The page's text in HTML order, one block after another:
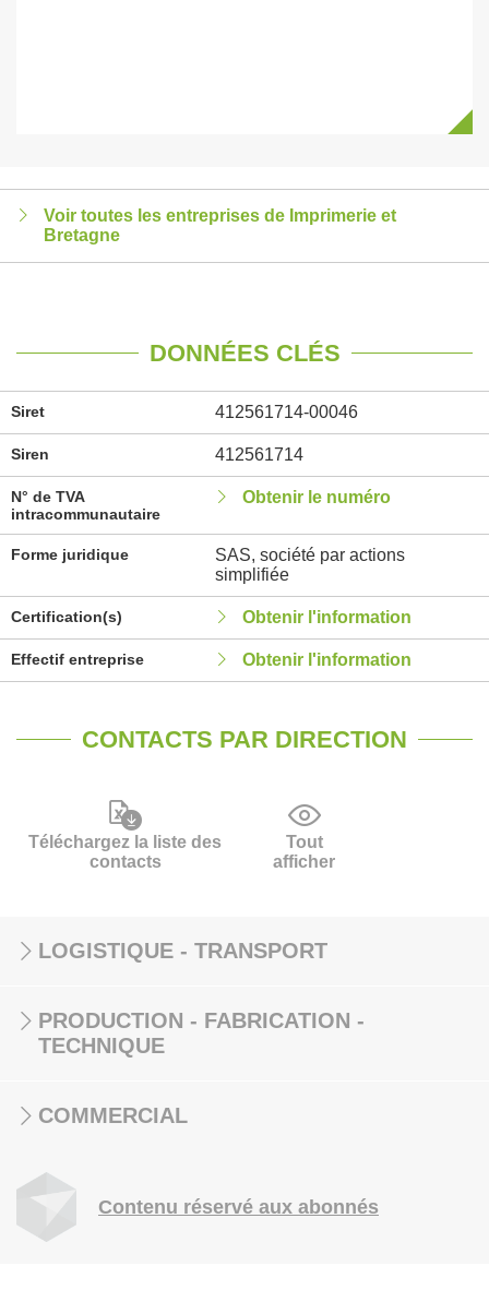
Voir toutes les entreprises de Imprimerie et
Bretagne
DONNÉES CLÉS
Siret 412561714-00046
Siren 412561714
N° de TVA
intracommunautaire
Obtenir le numéro
Forme juridique
SAS, société par actions
simplifiée
Certification(s) Obtenir l'information
Effectif entreprise Obtenir l'information
CONTACTS PAR DIRECTION
Téléchargez la liste des
contacts
Tout
afficher
LOGISTIQUE - TRANSPORT
PRODUCTION - FABRICATION -
TECHNIQUE
COMMERCIAL
Contenu réservé aux abonnés